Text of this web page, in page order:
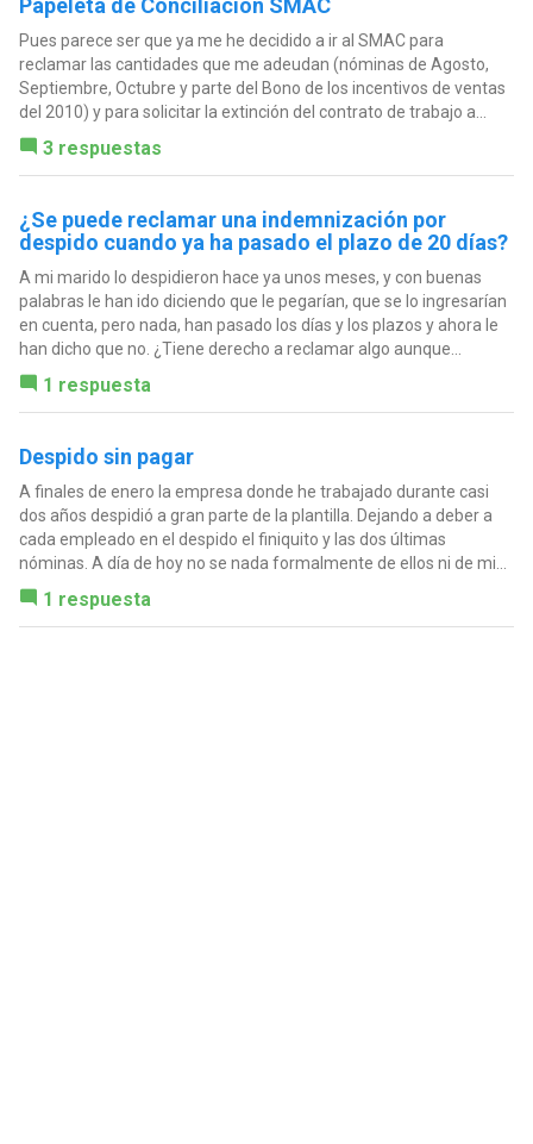
Papeleta de Conciliación SMAC
Pues parece ser que ya me he decidido a ir al SMAC para
reclamar las cantidades que me adeudan (nóminas de Agosto,
Septiembre, Octubre y parte del Bono de los incentivos de ventas
del 2010) y para solicitar la extinción del contrato de trabajo a...
3 respuestas
¿Se puede reclamar una indemnización por
despido cuando ya ha pasado el plazo de 20 días?
A mi marido lo despidieron hace ya unos meses, y con buenas
palabras le han ido diciendo que le pegarían, que se lo ingresarían
en cuenta, pero nada, han pasado los días y los plazos y ahora le
han dicho que no. ¿Tiene derecho a reclamar algo aunque...
1 respuesta
Despido sin pagar
A finales de enero la empresa donde he trabajado durante casi
dos años despidió a gran parte de la plantilla. Dejando a deber a
cada empleado en el despido el finiquito y las dos últimas
nóminas. A día de hoy no se nada formalmente de ellos ni de mi...
1 respuesta